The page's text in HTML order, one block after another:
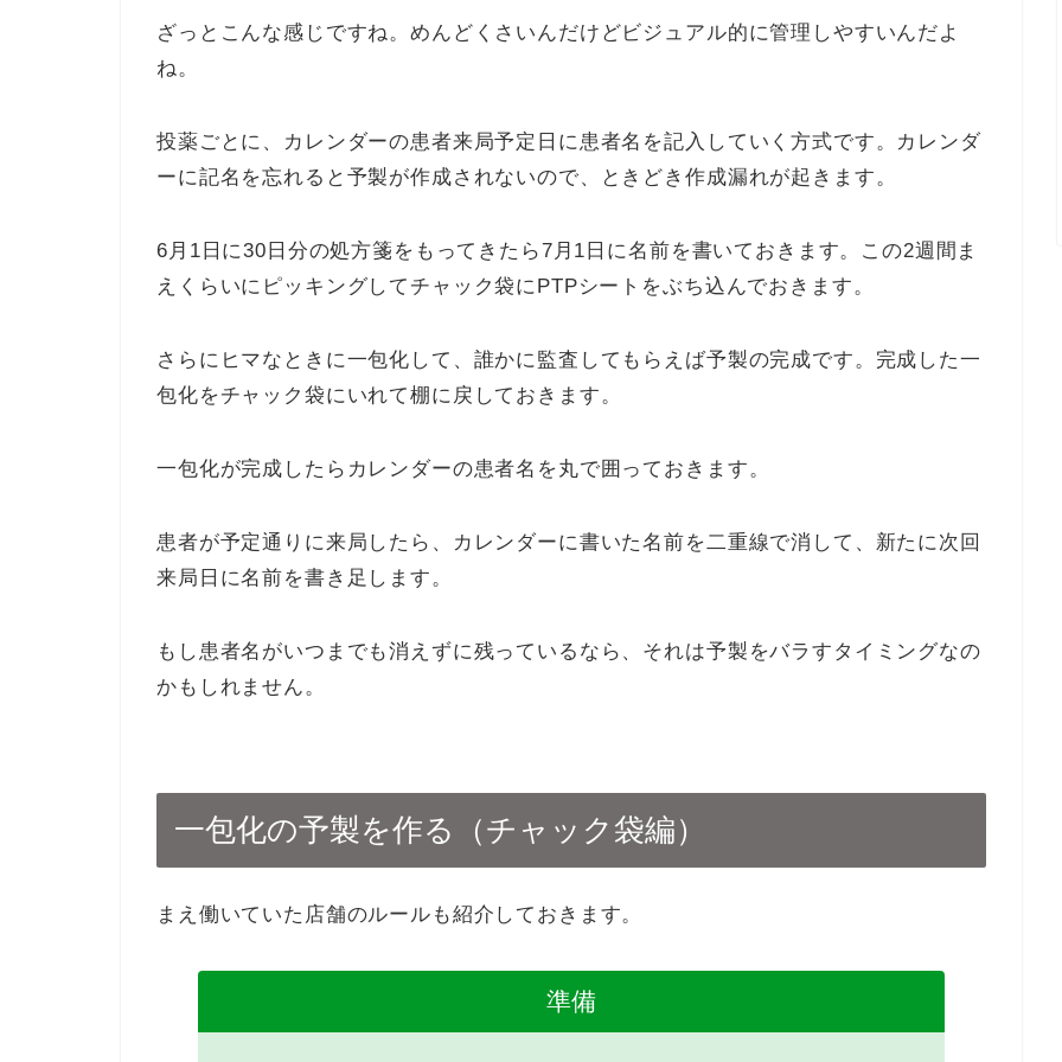
ざっとこんな感じですね。めんどくさいんだけどビジュアル的に管理しやすいんだよ
ね。
投薬ごとに、カレンダーの患者来局予定日に患者名を記入していく方式です。カレンダ
ーに記名を忘れると予製が作成されないので、ときどき作成漏れが起きます。
6月1日に30日分の処方箋をもってきたら7月1日に名前を書いておきます。この2週間ま
えくらいにピッキングしてチャック袋にPTPシートをぶち込んでおきます。
さらにヒマなときに一包化して、誰かに監査してもらえば予製の完成です。完成した一
包化をチャック袋にいれて棚に戻しておきます。
一包化が完成したらカレンダーの患者名を丸で囲っておきます。
患者が予定通りに来局したら、カレンダーに書いた名前を二重線で消して、新たに次回
来局日に名前を書き足します。
もし患者名がいつまでも消えずに残っているなら、それは予製をバラすタイミングなの
かもしれません。
一包化の予製を作る（チャック袋編）
まえ働いていた店舗のルールも紹介しておきます。
準備